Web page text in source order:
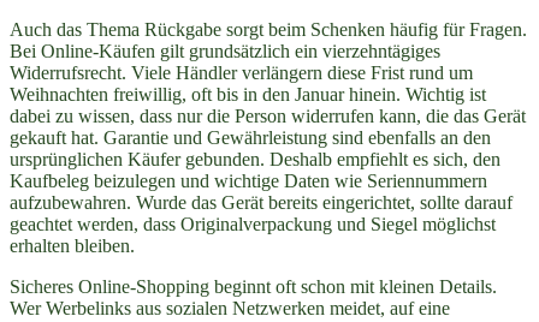
Auch das Thema Rückgabe sorgt beim Schenken häufig für Fragen.
Bei Online-Käufen gilt grundsätzlich ein vierzehntägiges
Widerrufsrecht. Viele Händler verlängern diese Frist rund um
Weihnachten freiwillig, oft bis in den Januar hinein. Wichtig ist
dabei zu wissen, dass nur die Person widerrufen kann, die das Gerät
gekauft hat. Garantie und Gewährleistung sind ebenfalls an den
ursprünglichen Käufer gebunden. Deshalb empfiehlt es sich, den
Kaufbeleg beizulegen und wichtige Daten wie Seriennummern
aufzubewahren. Wurde das Gerät bereits eingerichtet, sollte darauf
geachtet werden, dass Originalverpackung und Siegel möglichst
erhalten bleiben.
Sicheres Online-Shopping beginnt oft schon mit kleinen Details.
Wer Werbelinks aus sozialen Netzwerken meidet, auf eine